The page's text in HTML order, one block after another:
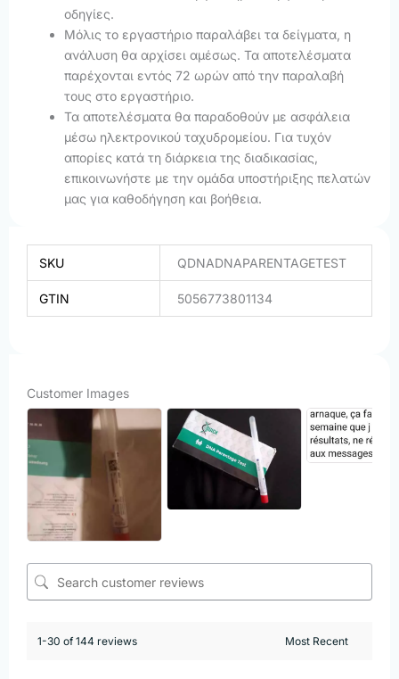
οδηγίες.
Μόλις το εργαστήριο παραλάβει τα δείγματα, η
ανάλυση θα αρχίσει αμέσως. Τα αποτελέσματα
παρέχονται εντός 72 ωρών από την παραλαβή
τους στο εργαστήριο.
Τα αποτελέσματα θα παραδοθούν με ασφάλεια
μέσω ηλεκτρονικού ταχυδρομείου. Για τυχόν
απορίες κατά τη διάρκεια της διαδικασίας,
επικοινωνήστε με την ομάδα υποστήριξης πελατών
μας για καθοδήγηση και βοήθεια.
SKU QDNADNAPARENTAGETEST
GTIN 5056773801134
Customer Images
1-30 of 144 reviews